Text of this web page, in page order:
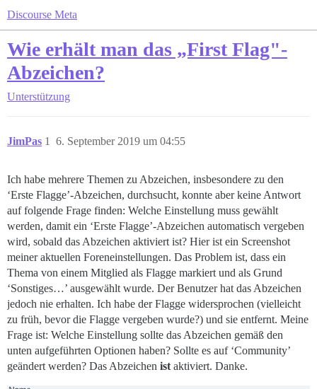
Discourse Meta
Wie erhält man das „First Flag"-
Abzeichen?
Unterstützung
JimPas 6. September 2019 um 04:55
1
Ich habe mehrere Themen zu Abzeichen, insbesondere zu den
‘Erste Flagge’-Abzeichen, durchsucht, konnte aber keine Antwort
auf folgende Frage finden: Welche Einstellung muss gewählt
werden, damit ein ‘Erste Flagge’-Abzeichen automatisch vergeben
wird, sobald das Abzeichen aktiviert ist? Hier ist ein Screenshot
meiner aktuellen Foreneinstellungen. Das Problem ist, dass ein
Thema von einem Mitglied als Flagge markiert und als Grund
‘Sonstiges…’ ausgewählt wurde. Der Benutzer hat das Abzeichen
jedoch nie erhalten. Ich habe der Flagge widersprochen (vielleicht
zu früh, bevor die Flagge vergeben wurde?) und sie entfernt. Meine
Frage ist: Welche Einstellung sollte das Abzeichen gemäß den
unten aufgeführten Optionen haben? Sollte es auf ‘Community’
geändert werden? Das Abzeichen ist aktiviert. Danke.